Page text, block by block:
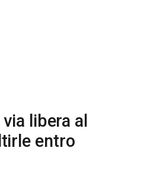
libera al
entro